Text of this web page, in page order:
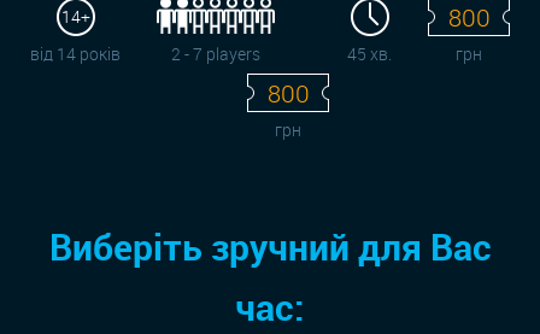
14+
від 14 років
2 - 7 players 45 хв.
800
грн
800
грн
Виберіть зручний для Вас
час: